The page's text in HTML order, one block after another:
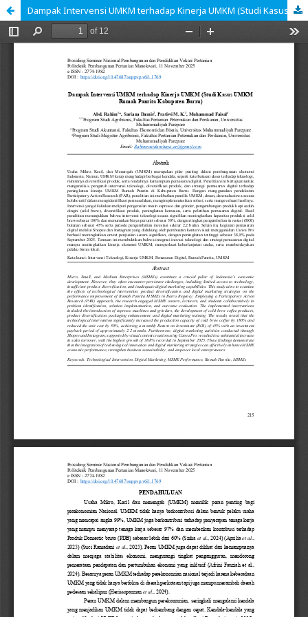
Dampak Intervensi UMKM terhadap Kinerja UMKM (Studi Kasus UMKM Rumah Panrita Kabupaten Barru)